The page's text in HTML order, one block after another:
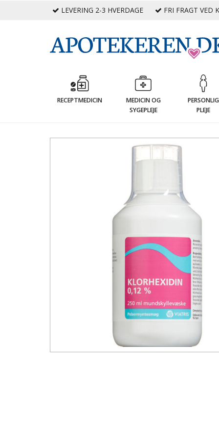
LEVERING 2-3 HVERDAGE FRI FRAGT VED
RECEPTMEDICIN
MEDICIN OG
SYGEPLEJE
PERSONLIG
PLEJE